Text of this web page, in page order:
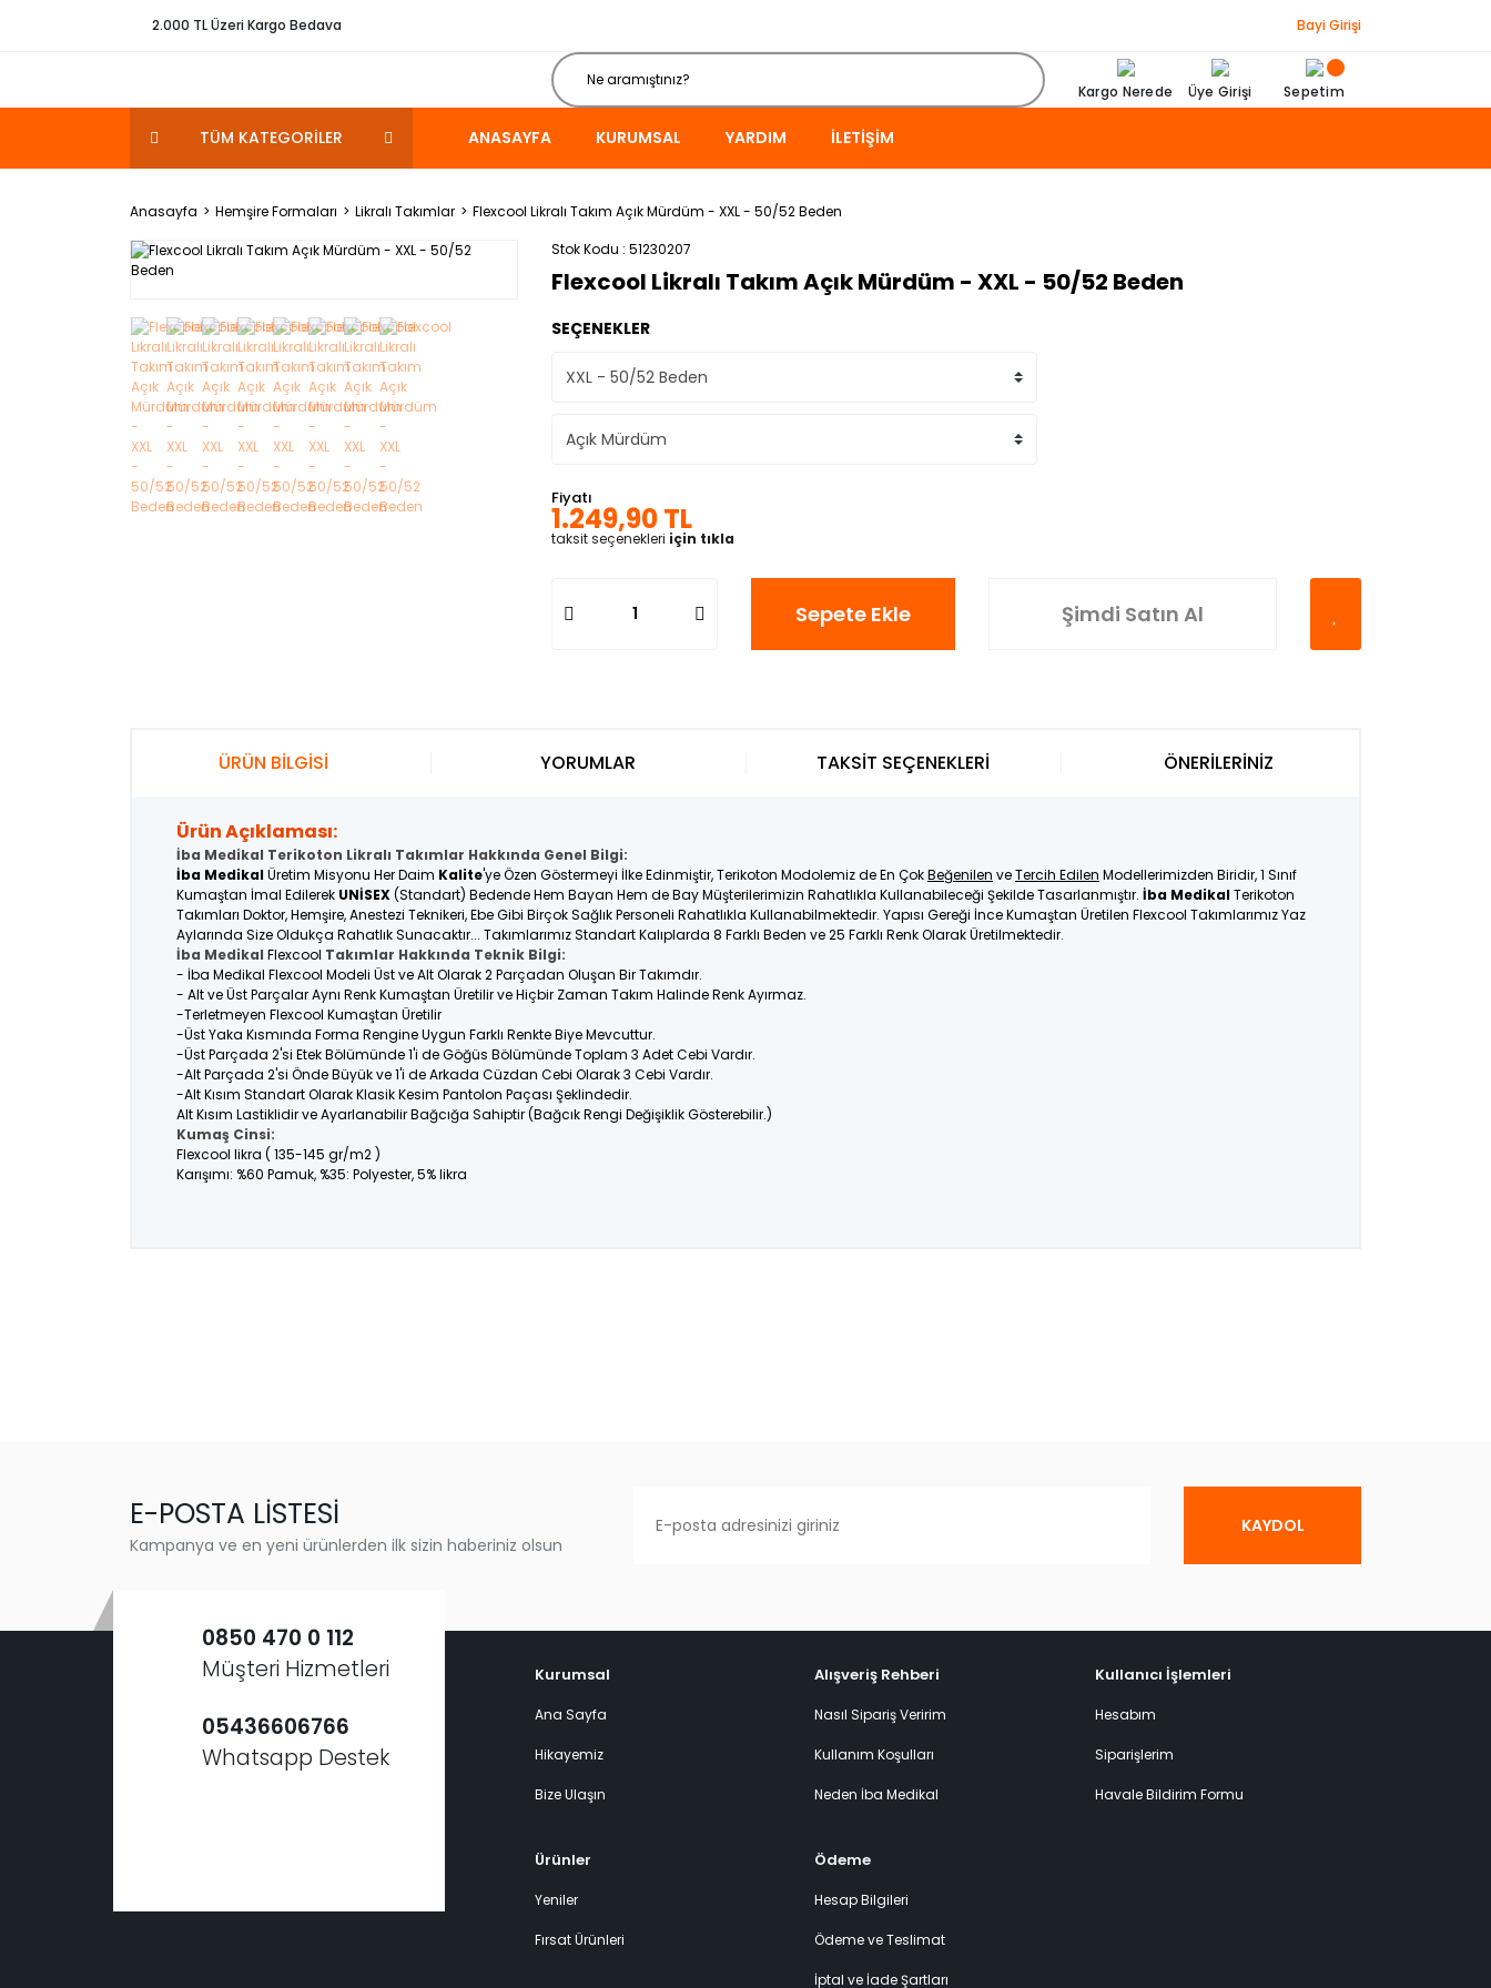
2.000 TL Üzeri Kargo Bedava Bayi Girişi
Kargo Nerede Üye Girişi Sepetim
TÜM KATEGORİLER ANASAYFA KURUMSAL YARDIM İLETIŞIM
Anasayfa Hemşire Formaları Likralı Takımlar
Flexcool Likralı Takım Açık Mürdüm - XXL - 50/52 Beden
Stok Kodu 51230207
Flexcool Likralı Takım Açık Mürdüm - XXL - 50/52 Beden
SEÇENEKLER
Fiyatı
1.249,90 TL
taksit seçenekleri için tıkla
Sepete Ekle Şimdi Satın Al
ÜRÜN BİLGİSİ
Ürün Açıklaması:
İba Medikal Terikoton Likralı Takımlar Hakkında Genel Bilgi:
İba MedikalÜretim Misyonu Her Daim Kalite'ye Özen Göstermeyi İlke Edinmiştir, Terikoton Modolemiz de En ÇokBeğenilen veTercih Edilen Modellerimizden Biridir, 1 Sınıf
Kumaştan İmal Edilerek UNİSEX (Standart) Bedende Hem Bayan Hem de Bay Müşterilerimizin Rahatlıkla Kullanabileceği Şekilde Tasarlanmıştır. İba MedikalTerikoton
Takımları Doktor, Hemşire, Anestezi Teknikeri, Ebe Gibi Birçok Sağlık Personeli Rahatlıkla Kullanabilmektedir. Yapısı Gereği İnce Kumaştan Üretilen Flexcool Takımlarımız Yaz
Aylarında Size Oldukça Rahatlık Sunacaktır... Takımlarımız Standart Kalıplarda 8 Farklı Beden ve 25 Farklı Renk Olarak Üretilmektedir.
İba Medikal Flexcool Takımlar Hakkında Teknik Bilgi:
- İba Medikal Flexcool Modeli Üst ve Alt Olarak 2 Parçadan Oluşan Bir Takımdır.
- Alt ve Üst Parçalar Aynı Renk Kumaştan Üretilir ve Hiçbir Zaman Takım Halinde Renk Ayırmaz.
-Terletmeyen Flexcool Kumaştan Üretilir
-Üst Yaka Kısmında Forma Rengine Uygun Farklı Renkte Biye Mevcuttur.
-Üst Parçada 2'si Etek Bölümünde 1'i de Göğüs Bölümünde Toplam 3 Adet Cebi Vardır.
-Alt Parçada 2'si Önde Büyük ve 1'i de Arkada Cüzdan Cebi Olarak 3 Cebi Vardır.
-Alt Kısım Standart Olarak Klasik Kesim Pantolon Paçası Şeklindedir.
Alt Kısım Lastiklidir ve Ayarlanabilir Bağcığa Sahiptir (Bağcık Rengi Değişiklik Gösterebilir.)
Kumaş Cinsi:
Flexcool likra ( 135-145 gr/m2 )
Karışımı: %60 Pamuk, %35: Polyester, 5% likra
YORUMLAR TAKSİT SEÇENEKLERİ ÖNERİLERİNİZ
E-POSTA LİSTESİ
Kampanya ve en yeni ürünlerden ilk sizin haberiniz olsun
KAYDOL
0850 470 0 112
Müşteri Hizmetleri
05436606766
Whatsapp Destek
Kurumsal
Ana Sayfa
Hikayemiz
Bize Ulaşın
Alışveriş Rehberi
Nasıl Sipariş Veririm
Kullanım Koşulları
Neden İba Medikal
Ürünler
Yeniler
Fırsat Ürünleri
Ödeme
Hesap Bilgileri
Ödeme ve Teslimat
İptal ve İade Şartları
Kullanıcı İşlemleri
Hesabım
Siparişlerim
Havale Bildirim Formu